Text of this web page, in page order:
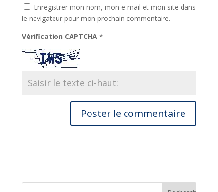
Enregistrer mon nom, mon e-mail et mon site dans
le navigateur pour mon prochain commentaire.
Vérification CAPTCHA *